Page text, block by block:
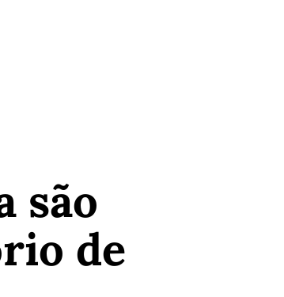
são
de